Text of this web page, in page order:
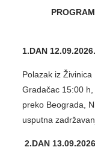
PROGRAM
1.DAN
Polazak iz
Gradačac 15:00
preko Beograda,
usputna
2.DAN